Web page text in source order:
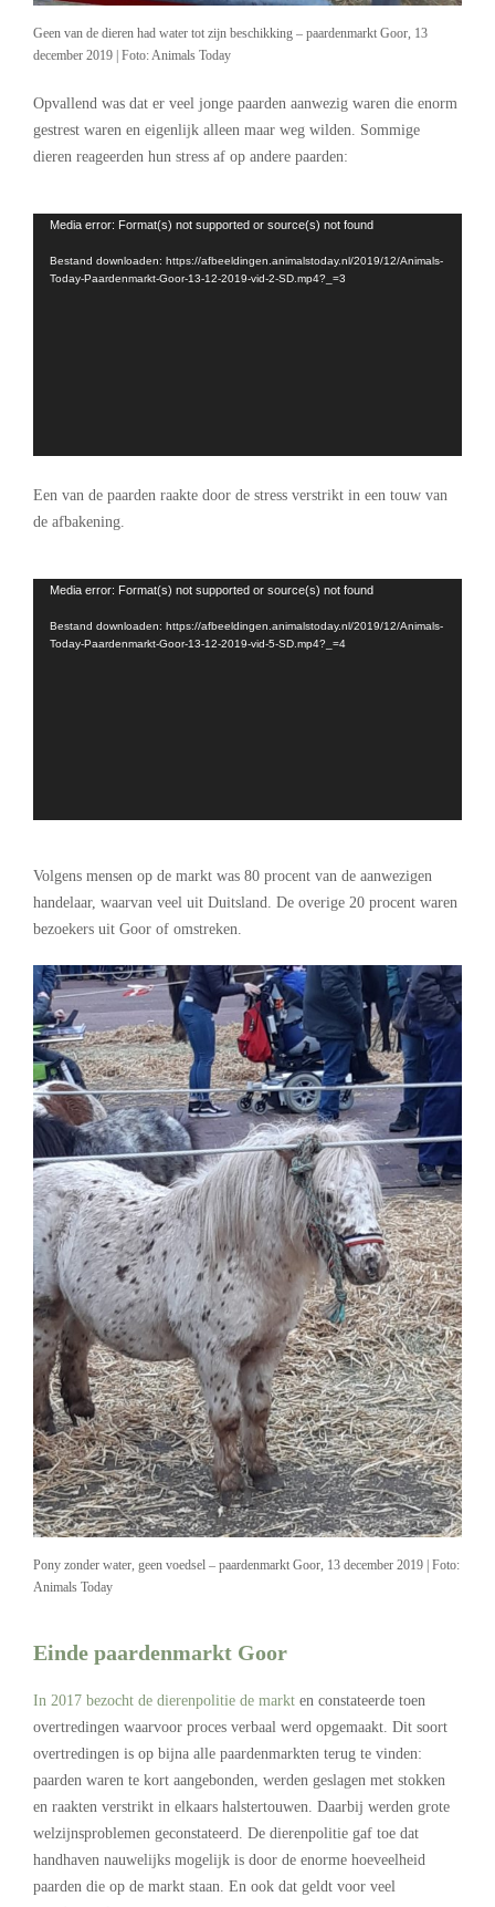
Geen van de dieren had water tot zijn beschikking – paardenmarkt Goor, 13
december 2019 | Foto: Animals Today
Opvallend was dat er veel jonge paarden aanwezig waren die enorm
gestrest waren en eigenlijk alleen maar weg wilden. Sommige
dieren reageerden hun stress af op andere paarden:
Videospeler
Media error: Format(s) not supported or source(s) not found
Bestand downloaden: https://afbeeldingen.animalstoday.nl/2019/12/Animals-
Today-Paardenmarkt-Goor-13-12-2019-vid-2-SD.mp4?_=3
Een van de paarden raakte door de stress verstrikt in een touw van
de afbakening.
Videospeler
Media error: Format(s) not supported or source(s) not found
Bestand downloaden: https://afbeeldingen.animalstoday.nl/2019/12/Animals-
Today-Paardenmarkt-Goor-13-12-2019-vid-5-SD.mp4?_=4
Volgens mensen op de markt was 80 procent van de aanwezigen
handelaar, waarvan veel uit Duitsland. De overige 20 procent waren
bezoekers uit Goor of omstreken.
Pony zonder water, geen voedsel – paardenmarkt Goor, 13 december 2019 | Foto:
Animals Today
Einde paardenmarkt Goor
In 2017 bezocht de dierenpolitie de markt en constateerde toen
overtredingen waarvoor proces verbaal werd opgemaakt. Dit soort
overtredingen is op bijna alle paardenmarkten terug te vinden:
paarden waren te kort aangebonden, werden geslagen met stokken
en raakten verstrikt in elkaars halstertouwen. Daarbij werden grote
welzijnsproblemen geconstateerd. De dierenpolitie gaf toe dat
handhaven nauwelijks mogelijk is door de enorme hoeveelheid
paarden die op de markt staan. En ook dat geldt voor veel